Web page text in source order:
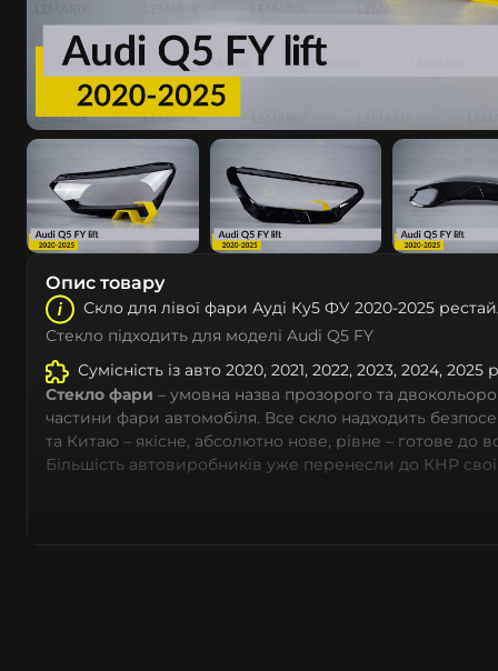
Опис товару
Скло для лівої фари Ауді Ку5 ФУ 2020-2025
Стекло підходить для моделі Audi Q5 FY
Сумісність із авто 2020, 2021, 2022, 2023, 2024, 2025
Стекло фари – умовна назва прозорого та
частини фари автомобіля. Все скло надходить
та Китаю – якісне, абсолютно нове, рівне – готове до
Більшість автовиробників уже перенесли до КНР
тому не слід дивуватися, що до 90% запчастин до